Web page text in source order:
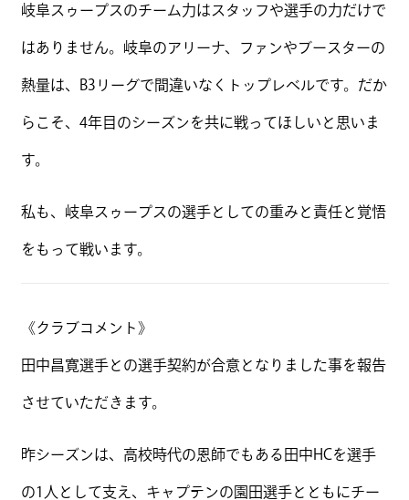
岐阜スゥープスのチーム力はスタッフや選手の力だけで
はありません。岐阜のアリーナ、ファンやブースターの
熱量は、B3リーグで間違いなくトップレベルです。だか
らこそ、4年目のシーズンを共に戦ってほしいと思いま
す。
私も、岐阜スゥープスの選手としての重みと責任と覚悟
をもって戦います。
《クラブコメント》
田中昌寛選手との選手契約が合意となりました事を報告
させていただきます。
昨シーズンは、高校時代の恩師でもある田中HCを選手
の1人として支え、キャプテンの園田選手とともにチー